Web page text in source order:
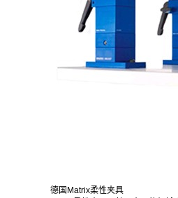
德国Matrix柔性夹具